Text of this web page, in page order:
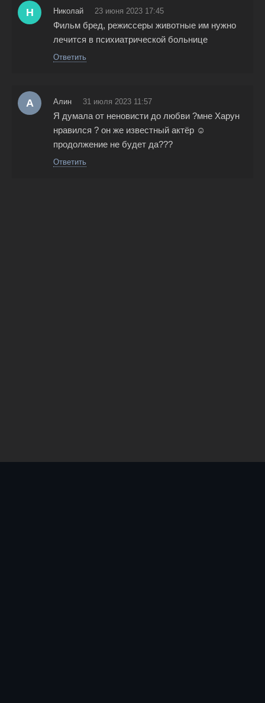
Н Николай 23 июня 2023 17:45
Фильм бред, режиссеры животные им нужно
лечится в психиатрической больнице
Ответить
А Алин 31 июля 2023 11:57
Я думала от неновисти до любви ?мне Харун
нравился ? он же известный актёр ☺
продолжение не будет да???
Ответить